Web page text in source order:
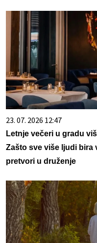
23. 07. 2026 12:47
Letnje večeri u gradu
Zašto sve više ljudi bira
pretvori u druženje